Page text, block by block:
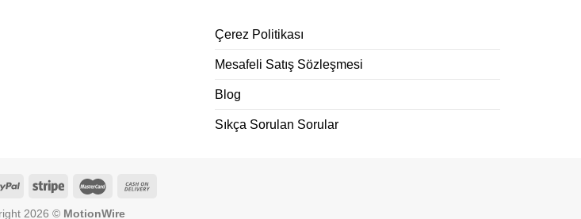
Çerez Politikası
Mesafeli Satış Sözleşmesi
Blog
Sıkça Sorulan Sorular
2026 © MotionWire